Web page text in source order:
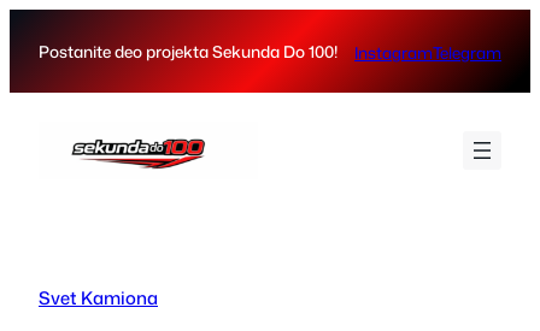
Postanite deo projekta Sekunda Do 100! InstagramTelegram
Svet Kamiona